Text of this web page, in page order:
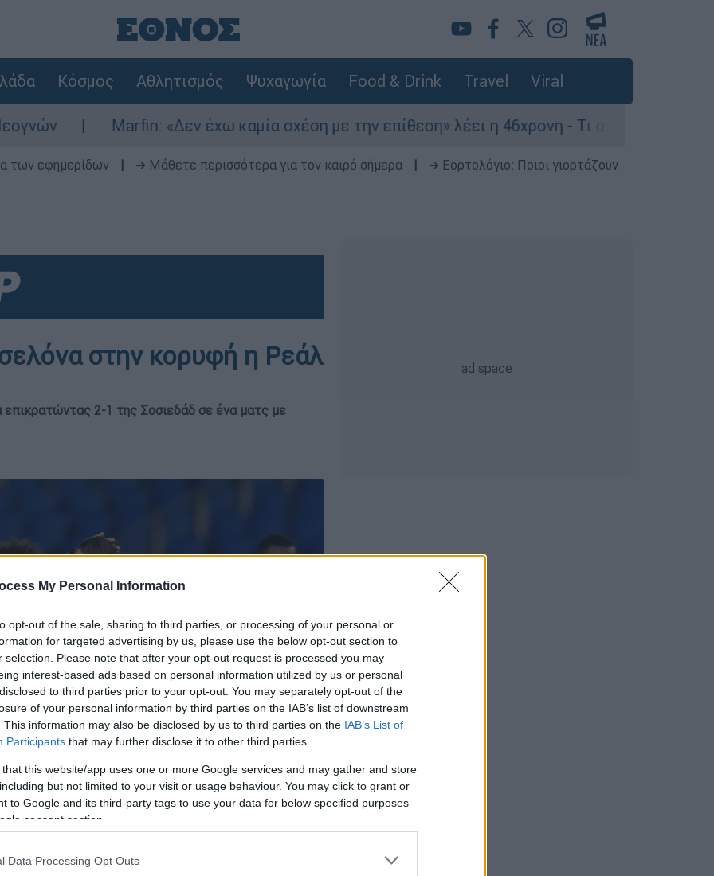
My Personal Information
opt-out of the sale, sharing to third parties, or processing of your personal or
for targeted advertising by us, please use the below opt-out section to
selection. Please note that after your opt-out request is processed you may
interest-based ads based on personal information utilized by us or personal
to third parties prior to your opt-out. You may separately opt-out of the
of your personal information by third parties on the IAB’s list of downstream
This information may also be disclosed by us to third parties on the IAB’s List of
Participants that may further disclose it to other third parties.
that this website/app uses one or more Google services and may gather and store
but not limited to your visit or usage behaviour. You may click to grant or
to Google and its third-party tags to use your data for below specified purposes
consent section.
Data Processing Opt Outs
Κόσμος Αθλητισμός Ψυχαγωγία Food & Drink Travel Viral
Marfin: «Δεν έχω καμία σχέση με την επίθεση» λέει η 46χρονη - Τι αποκάλυψε στους
των εφημερίδων ➔ Μάθετε περισσότερα για τον καιρό σήμερα
➔ Εορτολόγιο: Ποιοι γιορτάζουν
στην κορυφή η Ρεάλ
2-1 της Σοσιεδάδ σε ένα ματς με
το ΕΘΝΟΣ στη Google
η σεζόν στην